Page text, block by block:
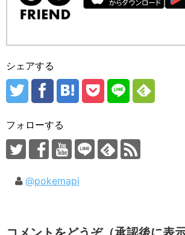
シェアする
フォローする
@pokemapi